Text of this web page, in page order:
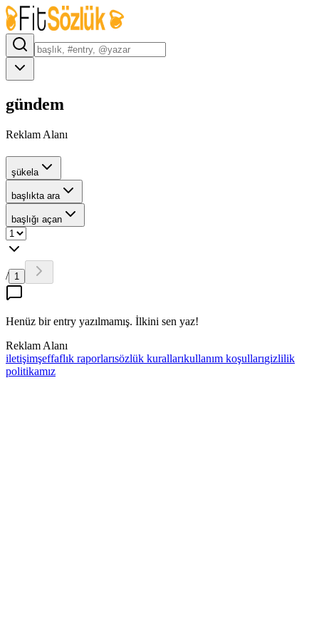
gündem
Reklam Alanı
şükela
başlıkta ara
başlığı açan
/ 1
Henüz bir entry yazılmamış. İlkini sen yaz!
Reklam Alanı
iletişimşeffaflık raporlarısözlük kurallarıkullanım koşullarıgizlilik
politikamız